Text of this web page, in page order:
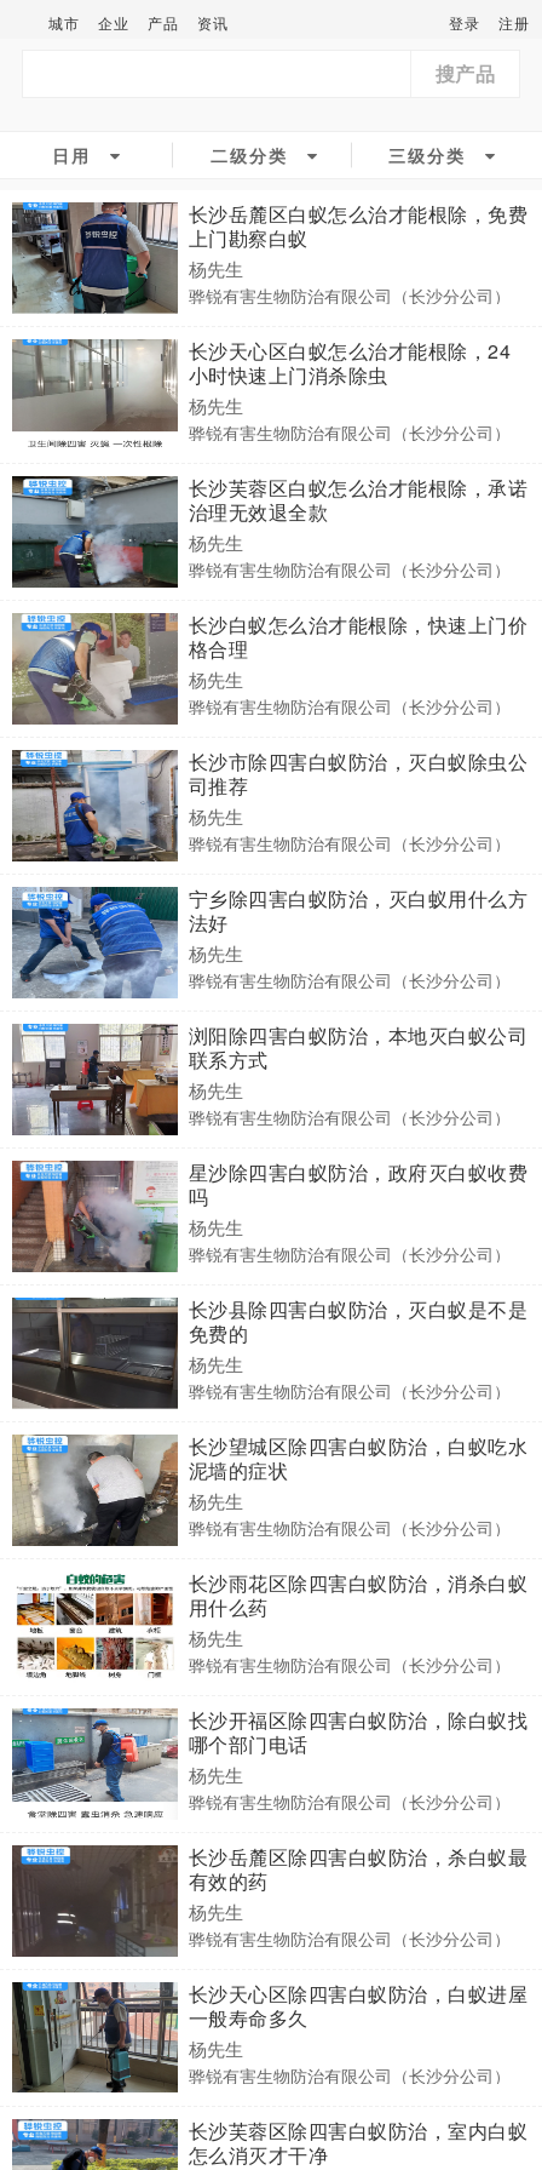
城市 企业 产品 资讯 登录 注册
搜产品
日用 二级分类 三级分类
长沙岳麓区白蚁怎么治才能根除，免费
上门勘察白蚁
杨先生
骅锐有害生物防治有限公司（长沙分公司）
长沙天心区白蚁怎么治才能根除，24
小时快速上门消杀除虫
杨先生
骅锐有害生物防治有限公司（长沙分公司）
长沙芙蓉区白蚁怎么治才能根除，承诺
治理无效退全款
杨先生
骅锐有害生物防治有限公司（长沙分公司）
长沙白蚁怎么治才能根除，快速上门价
格合理
杨先生
骅锐有害生物防治有限公司（长沙分公司）
长沙市除四害白蚁防治，灭白蚁除虫公
司推荐
杨先生
骅锐有害生物防治有限公司（长沙分公司）
宁乡除四害白蚁防治，灭白蚁用什么方
法好
杨先生
骅锐有害生物防治有限公司（长沙分公司）
浏阳除四害白蚁防治，本地灭白蚁公司
联系方式
杨先生
骅锐有害生物防治有限公司（长沙分公司）
星沙除四害白蚁防治，政府灭白蚁收费
吗
杨先生
骅锐有害生物防治有限公司（长沙分公司）
长沙县除四害白蚁防治，灭白蚁是不是
免费的
杨先生
骅锐有害生物防治有限公司（长沙分公司）
长沙望城区除四害白蚁防治，白蚁吃水
泥墙的症状
杨先生
骅锐有害生物防治有限公司（长沙分公司）
长沙雨花区除四害白蚁防治，消杀白蚁
用什么药
杨先生
骅锐有害生物防治有限公司（长沙分公司）
长沙开福区除四害白蚁防治，除白蚁找
哪个部门电话
杨先生
骅锐有害生物防治有限公司（长沙分公司）
长沙岳麓区除四害白蚁防治，杀白蚁最
有效的药
杨先生
骅锐有害生物防治有限公司（长沙分公司）
长沙天心区除四害白蚁防治，白蚁进屋
一般寿命多久
杨先生
骅锐有害生物防治有限公司（长沙分公司）
长沙芙蓉区除四害白蚁防治，室内白蚁
怎么消灭才干净